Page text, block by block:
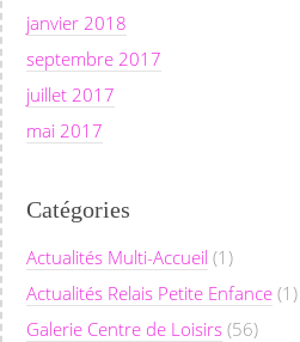
janvier 2018
septembre 2017
juillet 2017
mai 2017
Catégories
Actualités Multi-Accueil (1)
Actualités Relais Petite Enfance (1)
Galerie Centre de Loisirs (56)